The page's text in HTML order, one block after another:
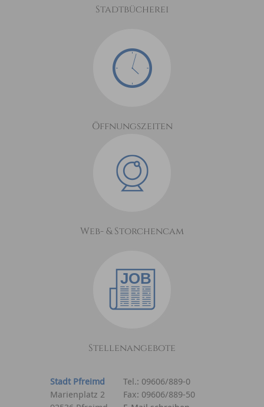
Stadtbücherei
Öffnungszeiten
Web- & Storchencam
Stellenangebote
Stadt Pfreimd
Tel.: 09606/889-0
Marienplatz 2
Fax: 09606/889-50